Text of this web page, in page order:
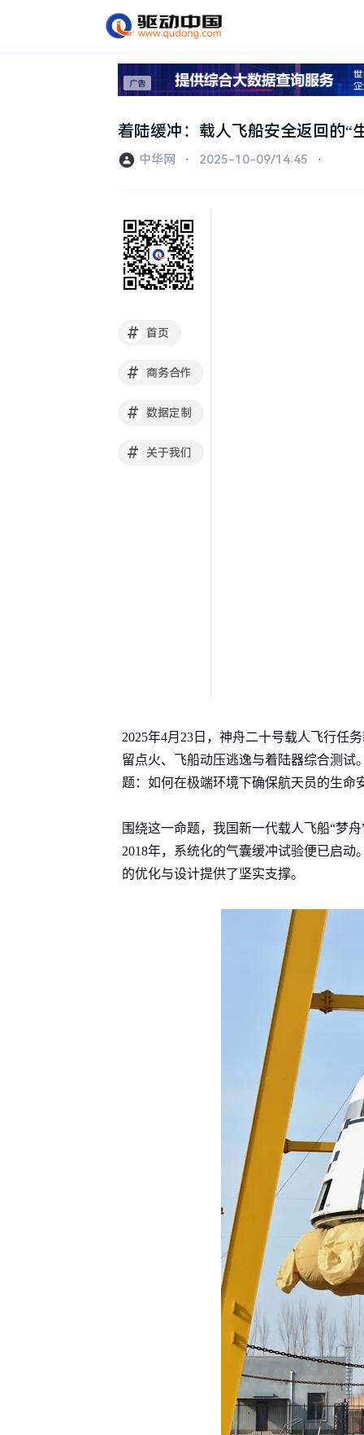
着陆缓冲：载人飞船安全返回的“
中华网 ⋅ 2025-10-09/14:45 ⋅
# 首页
# 商务合作
# 数据定制
# 关于我们
2025年4月23日，神舟二十号载人飞行
留点火、飞船动压逃逸与着陆器综合测
题：如何在极端环境下确保航天员的生命
围绕这一命题，我国新一代载人飞船“梦
2018年，系统化的气囊缓冲试验便已启
的优化与设计提供了坚实支撑。